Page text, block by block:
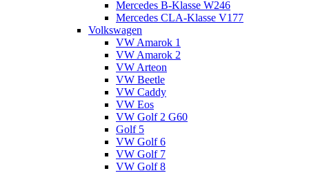
Mercedes B-Klasse W246
Mercedes CLA-Klasse V177
Volkswagen
VW Amarok 1
VW Amarok 2
VW Arteon
VW Beetle
VW Caddy
VW Eos
VW Golf 2 G60
Golf 5
VW Golf 6
VW Golf 7
VW Golf 8